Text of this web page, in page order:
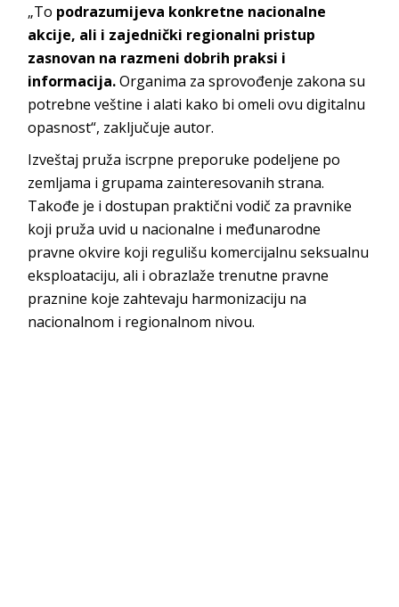
„To podrazumijeva konkretne nacionalne
akcije, ali i zajednički regionalni pristup
zasnovan na razmeni dobrih praksi i
informacija.Organima za sprovođenje zakona su
potrebne veštine i alati kako bi omeli ovu digitalnu
opasnost“, zaključuje autor.
Izveštaj pruža iscrpne preporuke podeljene po
zemljama i grupama zainteresovanih strana.
Takođe je i dostupan praktični vodič za pravnike
koji pruža uvid u nacionalne i međunarodne
pravne okvire koji regulišu komercijalnu seksualnu
eksploataciju, ali i obrazlaže trenutne pravne
praznine koje zahtevaju harmonizaciju na
nacionalnom i regionalnom nivou.